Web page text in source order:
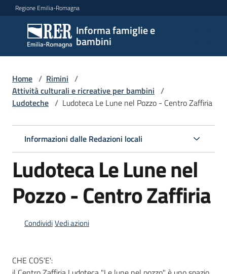
Vai al contenuto
Vai alla navigazione
Vai al footer
Regione Emilia-Romagna
Informa famiglie e
bambini
Informa
famiglie
e
bambini
Centri
per
famiglie
Informazioni
Home / Rimini /
Attività culturali e ricreative per bambini /
Ludoteche / Ludoteca Le Lune nel Pozzo - Centro Zaffiria
Informazioni dalle Redazioni locali
Ludoteca Le Lune nel
Pozzo - Centro Zaffiria
CondividiVedi azioni
CHE COS'E':